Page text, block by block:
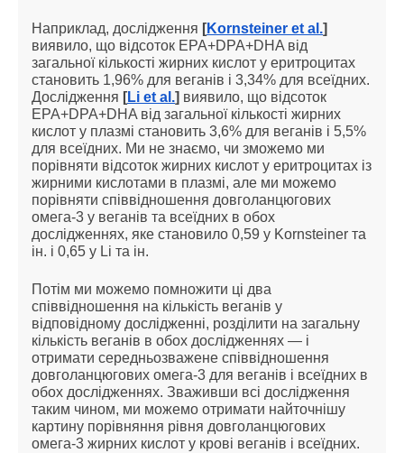
Наприклад, дослідження [Kornsteiner et al.]
виявило, що відсоток EPA+DPA+DHA від
загальної кількості жирних кислот у еритроцитах
становить 1,96% для веганів і 3,34% для всеїдних.
Дослідження [Li et al.] виявило, що відсоток
EPA+DPA+DHA від загальної кількості жирних
кислот у плазмі становить 3,6% для веганів і 5,5%
для всеїдних. Ми не знаємо, чи зможемо ми
порівняти відсоток жирних кислот у еритроцитах із
жирними кислотами в плазмі, але ми можемо
порівняти співвідношення довголанцюгових
омега-3 у веганів та всеїдних в обох
дослідженнях, яке становило 0,59 у Kornsteiner та
ін. і 0,65 у Li та ін.
Потім ми можемо помножити ці два
співвідношення на кількість веганів у
відповідному дослідженні, розділити на загальну
кількість веганів в обох дослідженнях — і
отримати середньозважене співвідношення
довголанцюгових омега-3 для веганів і всеїдних в
обох дослідженнях. Зваживши всі дослідження
таким чином, ми можемо отримати найточнішу
картину порівняння рівня довголанцюгових
омега-3 жирних кислот у крові веганів і всеїдних.